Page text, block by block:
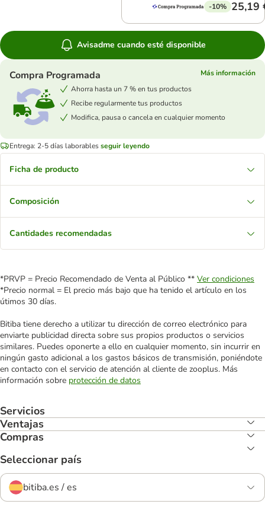
-10% 25,19
Avisadme cuando esté disponible
Compra Programada
Más información
Ahorra hasta un 7 % en tus productos
Recibe regularmente tus productos
Modifica, pausa o cancela en cualquier momento
Entrega: 2-5 días laborablesseguir leyendo
Ficha de producto
Composición
Cantidades recomendadas
*PRVP = Precio Recomendado de Venta al Público ** Ver condiciones
*Precio normal = El precio más bajo que ha tenido el artículo en los
útimos 30 días.
Bitiba tiene derecho a utilizar tu dirección de correo electrónico para
enviarte publicidad directa sobre sus propios productos o servicios
similares. Puedes oponerte a ello en cualquier momento, sin incurrir en
ningún gasto adicional a los gastos básicos de transmisión, poniéndote
en contacto con el servicio de atención al cliente de zooplus. Más
información sobre protección de datos
Servicios
Ventajas
Compras
Seleccionar país
bitiba.es / es